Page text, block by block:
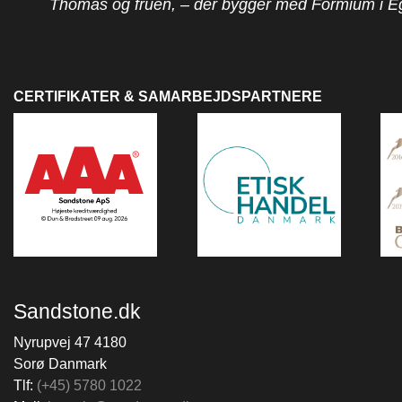
Thomas og fruen, – der bygger med Formium i
CERTIFIKATER & SAMARBEJDSPARTNERE
Sandstone.dk
Nyrupvej 47 4180
Sorø Danmark
Tlf: (+45) 5780 1022